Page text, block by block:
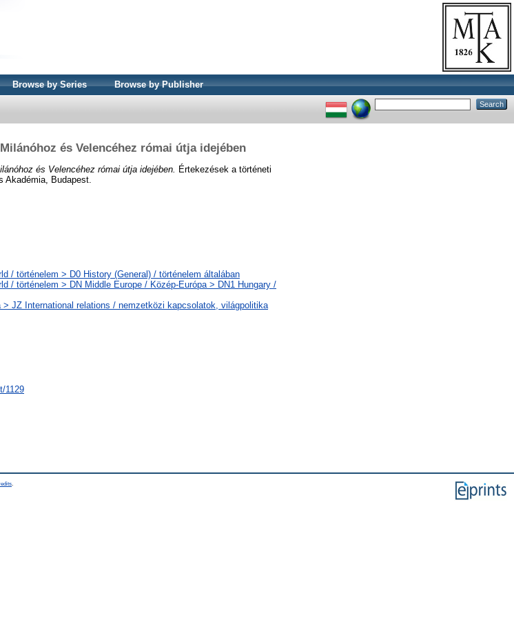
Browse by Series Browse by Publisher
és Velencéhez római útja idejében
és Velencéhez római útja idejében. Értekezések a történeti
Akadémia, Budapest.
/ történelem > D0 History (General) / történelem általában
/ történelem > DN Middle Europe / Közép-Európa > DN1 Hungary /
JZ International relations / nemzetközi kapcsolatok, világpolitika
1129